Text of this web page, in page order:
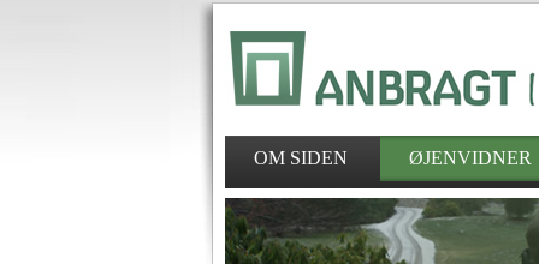
OM SIDEN ØJENVIDNER